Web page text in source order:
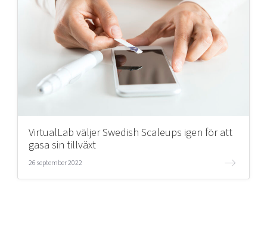
VirtualLab väljer Swedish Scaleups igen för att
gasa sin tillväxt
26 september 2022